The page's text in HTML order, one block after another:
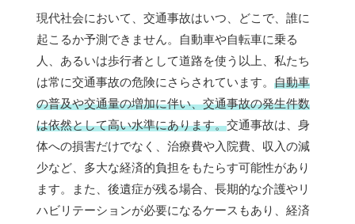
現代社会において、交通事故はいつ、どこで、誰に
起こるか予測できません。自動車や自転車に乗る
人、あるいは歩行者として道路を使う以上、私たち
は常に交通事故の危険にさらされています。 自動車
の普及や交通量の増加に伴い、交通事故の発生件数
は依然として高い水準にあります。交通事故は、身
体への損害だけでなく、治療費や入院費、収入の減
少など、多大な経済的負担をもたらす可能性があり
ます。また、後遺症が残る場合、長期的な介護やリ
ハビリテーションが必要になるケースもあり、経済